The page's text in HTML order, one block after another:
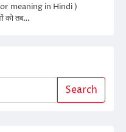
meaning in Hindi )
को तब…
Search